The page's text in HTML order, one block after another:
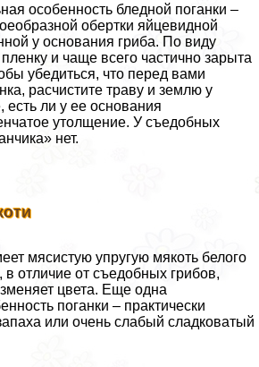
особенность бледной поганки –
обертки яйцевидной
у основания гриба. По виду
и чаще всего частично зарыта
убедиться, что перед вами
расчистите траву и землю у
есть ли у ее основания
утолщение. У съедобных
нет.
мясистую упругую мякоть белого
отличие от съедобных грибов,
цвета. Еще одна
поганки – пpaктически
или очень слабый сладковатый